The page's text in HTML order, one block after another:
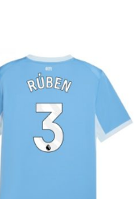
lahko
izberete
strani